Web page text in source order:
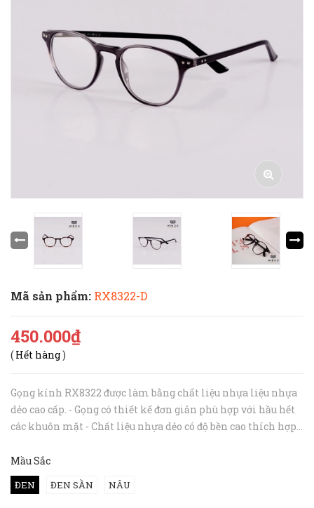
Mã sản phẩm: RX8322-D
450.000₫
( Hết hàng)
Gọng kính RX8322 được làm bằng chất liệu nhựa liệu nhựa
dẻo cao cấp. - Gọng có thiết kế đơn giản phù hợp với hầu hết
các khuôn mặt - Chất liệu nhựa dẻo có độ bền cao thích hợp
Mầu Sắc
ĐEN ĐEN SẦN NÂU